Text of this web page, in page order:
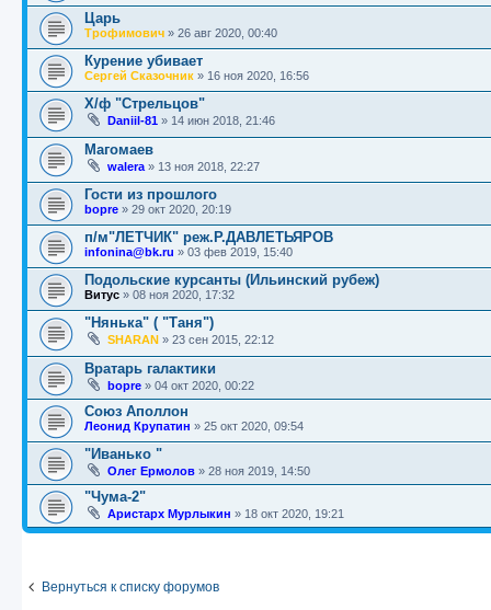
Царь
Трофимович » 26 авг 2020, 00:40
Курение убивает
Сергей Сказочник » 16 ноя 2020, 16:56
Х/ф "Стрельцов"
Daniil-81 » 14 июн 2018, 21:46
Магомаев
walera » 13 ноя 2018, 22:27
Гости из прошлого
bopre » 29 окт 2020, 20:19
п/м"ЛЕТЧИК" реж.Р.ДАВЛЕТЬЯРОВ
infonina@bk.ru » 03 фев 2019, 15:40
Подольские курсанты (Ильинский рубеж)
Витус » 08 ноя 2020, 17:32
"Нянька" ( "Таня")
SHARAN » 23 сен 2015, 22:12
Вратарь галактики
bopre » 04 окт 2020, 00:22
Союз Аполлон
Леонид Крупатин » 25 окт 2020, 09:54
"Иванько "
Олег Ермолов » 28 ноя 2019, 14:50
"Чума-2"
Аристарх Мурлыкин » 18 окт 2020, 19:21
Вернуться к списку форумов